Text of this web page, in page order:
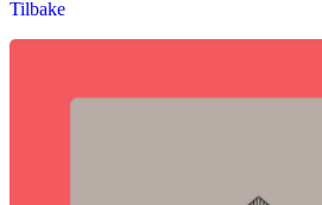
Tilbake